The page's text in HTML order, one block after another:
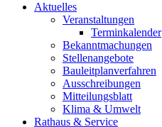
Aktuelles
Veranstaltungen
Terminkalender
Bekanntmachungen
Stellenangebote
Bauleitplanverfahren
Ausschreibungen
Mitteilungsblatt
Klima & Umwelt
Rathaus & Service